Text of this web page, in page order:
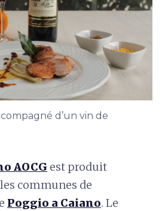
d’un vin de
AOCG est produit
communes de
Poggio a Caiano. Le